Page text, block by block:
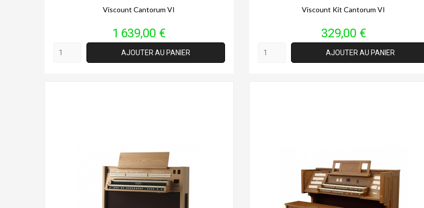
Viscount Cantorum VI
Prix
1 639,00 €
AJOUTER AU PANIER
Viscount Kit Cantorum VI
Prix
329,00 €
AJOUTER AU PANIER